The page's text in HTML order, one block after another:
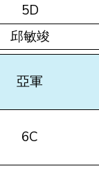
5D
邱敏竣
亞軍
6C